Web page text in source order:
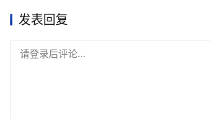
发表回复
请登录后评论...